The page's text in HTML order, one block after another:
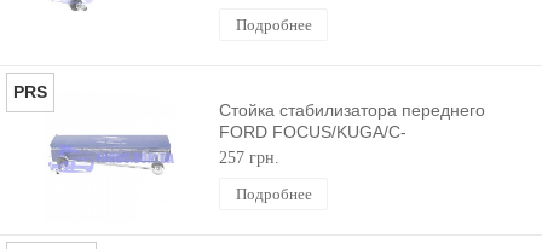
Подробнее
PRS
Стойка стабилизатора переднего
FORD FOCUS/KUGA/C-
MAX/CONNECT/ESCAPE 2003-
257 грн.
Подробнее